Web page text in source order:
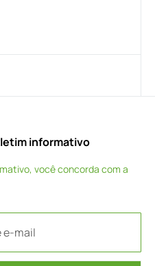
informativo
você concorda com a